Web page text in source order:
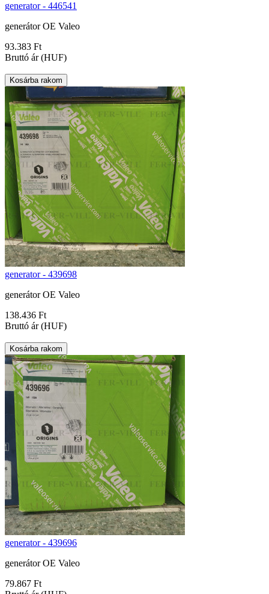
generator - 446541
generátor OE Valeo
93.383 Ft
Bruttó ár (HUF)
generator - 439698
generátor OE Valeo
138.436 Ft
Bruttó ár (HUF)
generator - 439696
generátor OE Valeo
79.867 Ft